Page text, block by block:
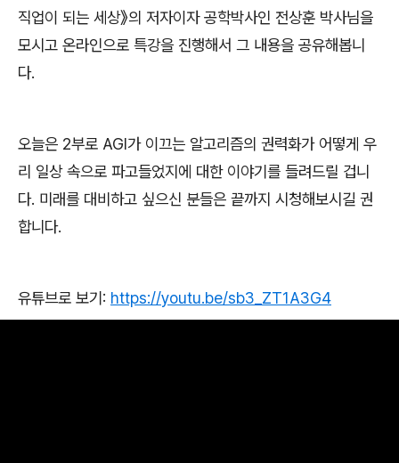
직업이 되는 세상》의 저자이자 공학박사인 전상훈 박사님을
모시고 온라인으로 특강을 진행해서 그 내용을 공유해봅니
다.
오늘은 2부로 AGI가 이끄는 알고리즘의 권력화가 어떻게 우
리 일상 속으로 파고들었지에 대한 이야기를 들려드릴 겁니
다. 미래를 대비하고 싶으신 분들은 끝까지 시청해보시길 권
합니다.
유튜브로 보기: https://youtu.be/sb3_ZT1A3G4